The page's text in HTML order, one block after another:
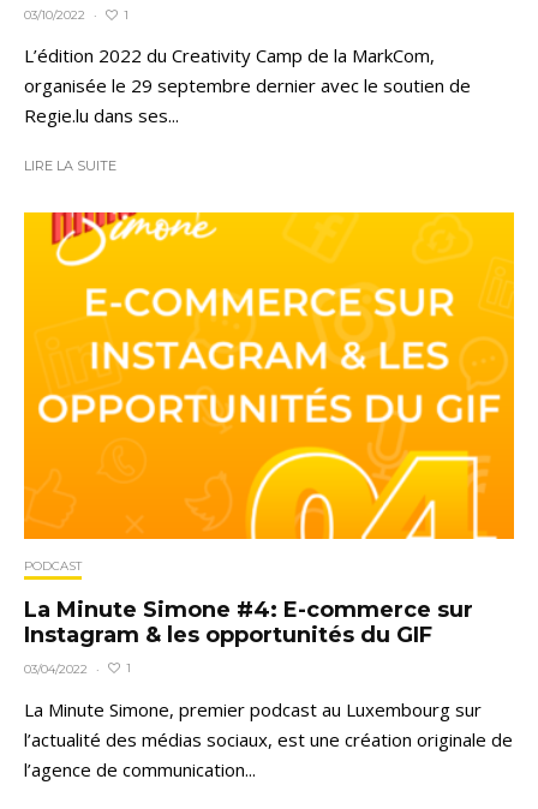
03/10/2022 · 1
L’édition 2022 du Creativity Camp de la MarkCom,
organisée le 29 septembre dernier avec le soutien de
Regie.lu dans ses...
LIRE LA SUITE
PODCAST
La Minute Simone #4: E-commerce sur
Instagram & les opportunités du GIF
03/04/2022 · 1
La Minute Simone, premier podcast au Luxembourg sur
l’actualité des médias sociaux, est une création originale de
l’agence de communication...